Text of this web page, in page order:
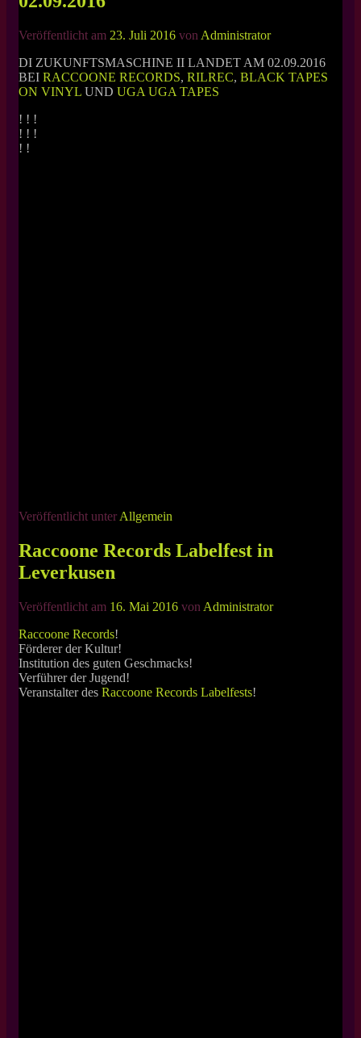
Veröffentlicht am 23. Juli 2016 von Administrator
DI ZUKUNFTSMASCHINE II LANDET AM 02.09.2016
BEI RACCOONE RECORDS, RILREC, BLACK TAPES
ON VINYL UND UGA UGA TAPES
! ! !
! ! !
! !
Veröffentlicht unter Allgemein
Raccoone Records Labelfest in
Leverkusen
Veröffentlicht am 16. Mai 2016 von Administrator
Raccoone Records!
Förderer der Kultur!
Institution des guten Geschmacks!
Verführer der Jugend!
Veranstalter des Raccoone Records Labelfests!